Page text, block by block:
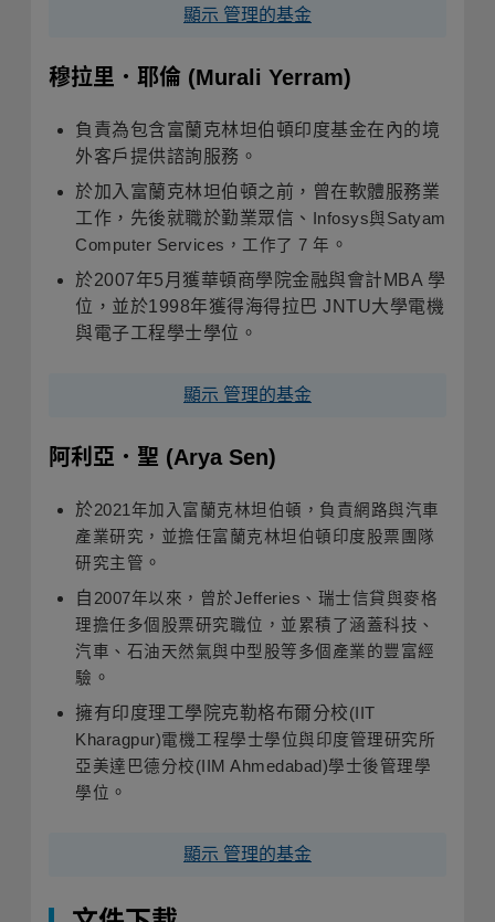
顯示 管理的基金
穆拉里．耶倫 (Murali Yerram)
負責為包含富蘭克林坦伯頓印度基金在內的境
外客戶提供諮詢服務。
於加入富蘭克林坦伯頓之前，曾在軟體服務業
工作，先後就職於勤業眾信、
Infosys與Satyam
Computer Services ，工作了 7 年 。
於2007年5月獲華頓商學院金融與會計MBA 學
位，並於1998年獲得海得拉巴 JNTU大學電機
與電子工程學士學位。
顯示 管理的基金
阿利亞．聖 (Arya Sen)
於2021 年加入富蘭克林坦伯頓，負責網路與汽車
產業研究，並擔任富蘭克林坦伯頓印度股票團隊
研究主管 。
自 2007年以來，曾於Jefferies 、瑞士信貸與麥格
理擔任多個股票研究職位，並累積了涵蓋科技、
汽車、石油天然氣與中型股等多個產業的豐富經
驗 。
擁有印度理工學院克勒格布爾分校(IIT
Kharagpur)電機工程學士學位與印度管理研究所
亞美達巴德分校(IIM Ahmedab​​ad)學士後管理學
學位 。
顯示 管理的基金